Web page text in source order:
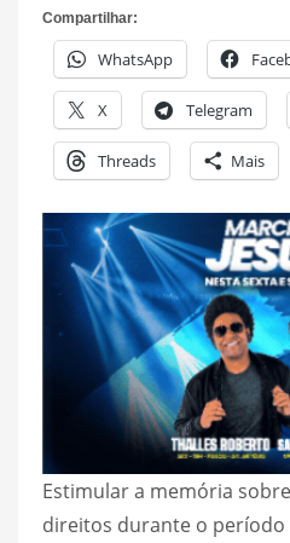
Compartilhar:
WhatsApp
X Telegram
Threads Mais
Estimular a memória
direitos durante o